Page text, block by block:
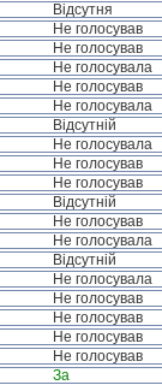
Відсутня
Не голосував
Не голосував
Не голосувала
Не голосував
Не голосувала
Відсутній
Не голосувала
Не голосував
Не голосував
Відсутній
Не голосував
Не голосувала
Відсутній
Не голосувала
Не голосував
Не голосував
Не голосував
Не голосував
За